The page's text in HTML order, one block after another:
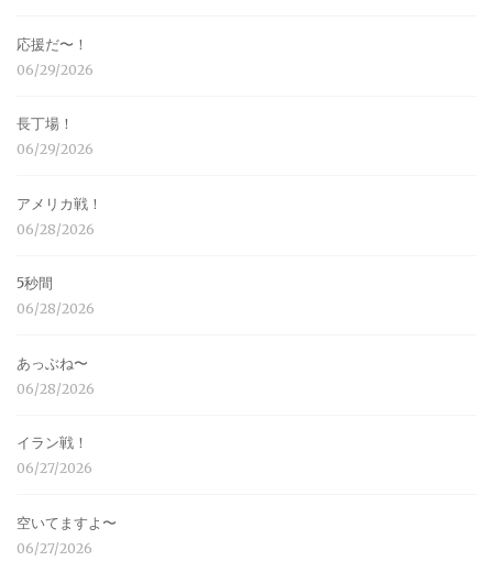
応援だ〜！
06/29/2026
長丁場！
06/29/2026
アメリカ戦！
06/28/2026
5秒間
06/28/2026
あっぶね〜
06/28/2026
イラン戦！
06/27/2026
空いてますよ〜
06/27/2026